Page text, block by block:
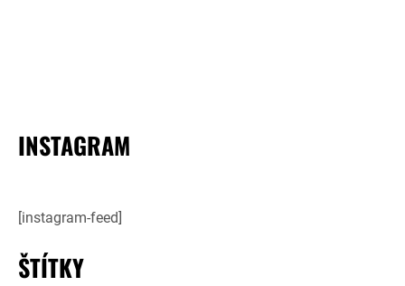
INSTAGRAM
[instagram-feed]
ŠTÍTKY